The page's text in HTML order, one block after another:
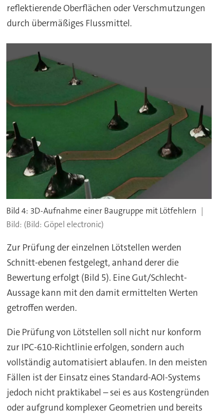
reflektierende Oberflächen oder Verschmutzungen
durch übermäßiges Flussmittel.
Bild 4: 3D-Aufnahme einer Baugruppe mit Lötfehlern
(Bild: Göpel electronic)
Zur Prüfung der einzelnen Lötstellen werden
Schnitt-ebenen festgelegt, anhand derer die
Bewertung erfolgt (Bild 5). Eine Gut/Schlecht-
Aussage kann mit den damit ermittelten Werten
getroffen werden.
Die Prüfung von Lötstellen soll nicht nur konform
zur IPC-610-Richtlinie erfolgen, sondern auch
vollständig automatisiert ablaufen. In den meisten
Fällen ist der Einsatz eines Standard-AOI-Systems
jedoch nicht praktikabel – sei es aus Kostengründen
oder aufgrund komplexer Geometrien und bereits